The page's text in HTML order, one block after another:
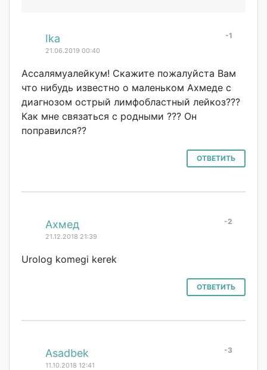
-1
Ika
21.06.2019 00:40
Ассалямуалейкум! Скажите пожалуйста Вам
что нибудь известно о маленьком Ахмеде с
диагнозом острый лимфобластный лейкоз???
Как мне связаться с родными ??? Он
поправился??
ОТВЕТИТЬ
-2
Ахмед
21.12.2018 21:39
Urolog komegi kerek
ОТВЕТИТЬ
-3
Asadbek
11.10.2018 12:41